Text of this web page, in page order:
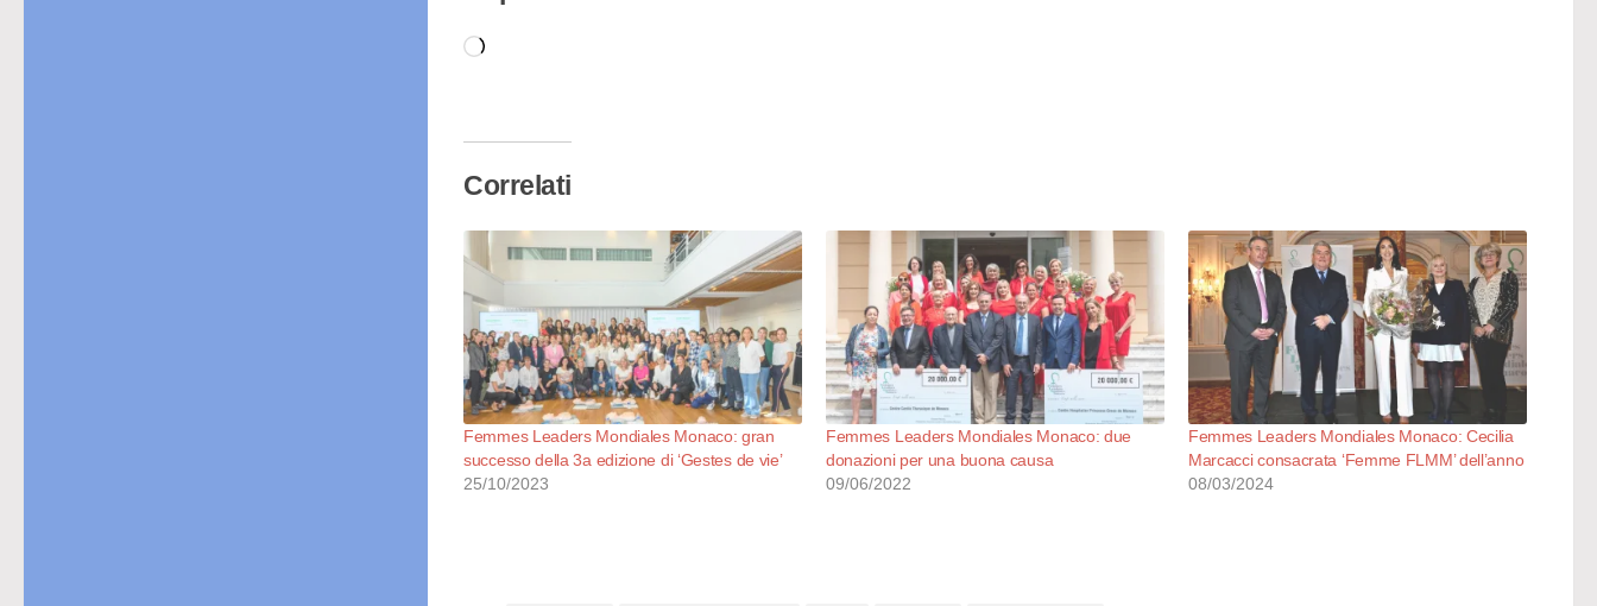
Caricamento
Correlati
Femmes Leaders Mondiales Monaco: gran
successo della 3a edizione di ‘Gestes de vie’
25/10/2023
Femmes Leaders Mondiales Monaco: due
donazioni per una buona causa
09/06/2022
Femmes Leaders Mondiales Monaco: Cecilia
Marcacci consacrata ‘Femme FLMM’ dell’anno
08/03/2024